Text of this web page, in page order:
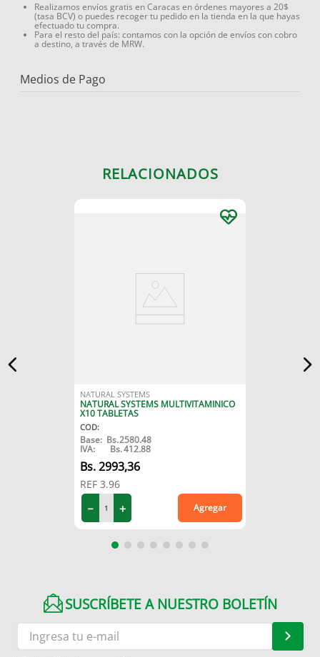
Realizamos envíos gratis en Caracas en órdenes mayores a 20$
(tasa BCV) o puedes recoger tu pedido en la tienda en la que hayas
efectuado tu compra.
Para el resto del país: contamos con la opción de envíos con cobro
a destino, a través de MRW.
Medios de Pago
RELACIONADOS
NATURAL SYSTEMS
NATURAL SYSTEMS MULTIVITAMINICO
X10 TABLETAS
COD:
Base: Bs.2580.48
IVA: Bs.412.88
2993,36
REF 3.96
＋
－ Agregar
SUSCRÍBETE A NUESTRO BOLETÍN